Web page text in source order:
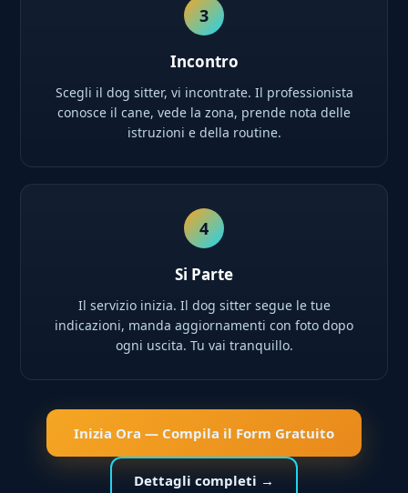
3
Incontro
Scegli il dog sitter, vi incontrate. Il professionista
conosce il cane, vede la zona, prende nota delle
istruzioni e della routine.
4
Si Parte
Il servizio inizia. Il dog sitter segue le tue
indicazioni, manda aggiornamenti con foto dopo
ogni uscita. Tu vai tranquillo.
Inizia Ora — Compila il Form Gratuito
Dettagli completi →